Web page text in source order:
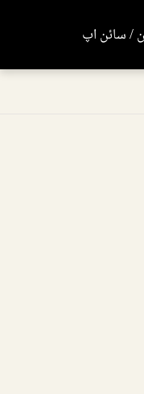
/ سائن اپ